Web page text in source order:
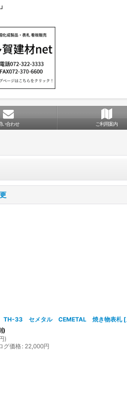
い合わせ ご利用案内
TH-33 セメタル CEMETAL 焼き物表札 [
)
)
グ価格: 22,000円